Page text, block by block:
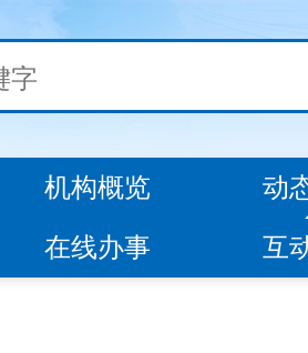
机构概览
动
在线办事
互